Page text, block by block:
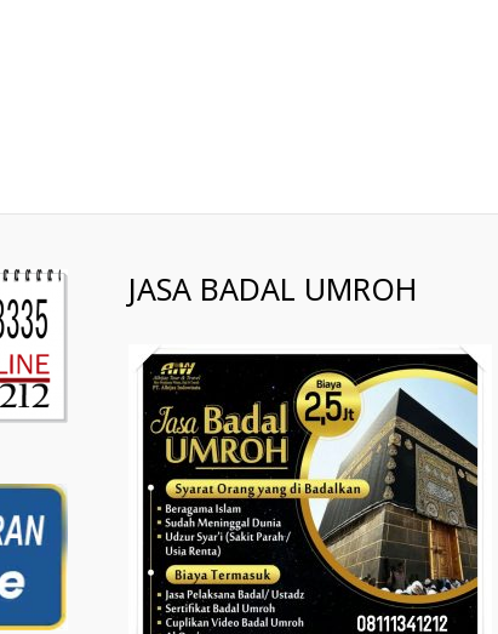
JASA BADAL UMROH